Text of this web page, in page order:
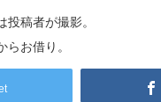
稿者が撮影。
お借り。